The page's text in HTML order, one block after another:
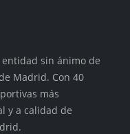
entidad sin ánimo de
Madrid. Con 40
más
y a calidad de